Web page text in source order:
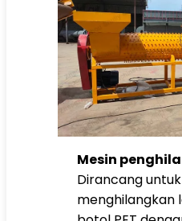
Mesin
Dirancang untuk
menghilangkan